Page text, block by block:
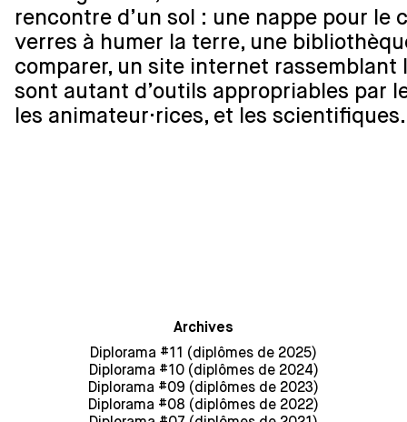
rencontre d’un sol : une nappe pour le
verres à humer la terre, une
comparer, un site internet rassemblant
sont autant d’outils appropriables par
les animateur·rices, et les scientifiques.
Archives
Diplorama #11 (diplômes de 2025)
Diplorama #10 (diplômes de 2024)
Diplorama #09 (diplômes de 2023)
Diplorama #08 (diplômes de 2022)